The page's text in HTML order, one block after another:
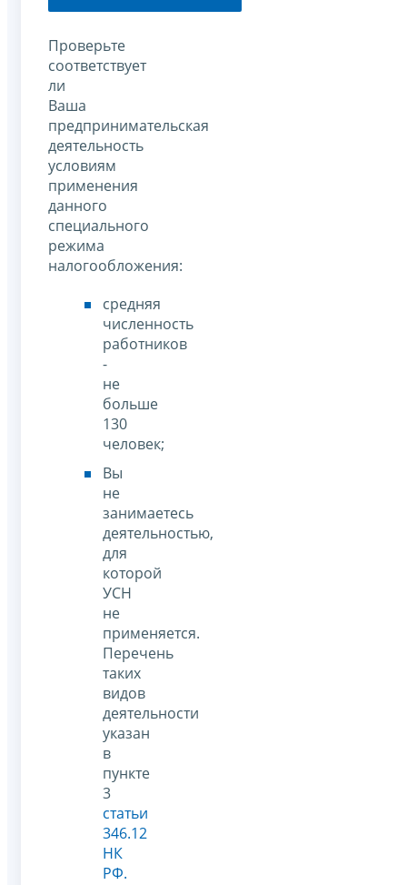
Проверьте
соответствует
ли
Ваша
предпринимательская
деятельность
условиям
применения
данного
специального
режима
налогообложения:
средняя
численность
работников
-
не
больше
130
человек;
Вы
не
занимаетесь
деятельностью,
для
которой
УСН
не
применяется.
Перечень
таких
видов
деятельности
указан
в
пункте
3
статьи
346.12
НК
РФ.